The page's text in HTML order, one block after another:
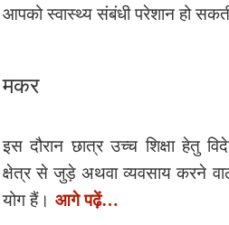
आपको स्वास्थ्य संबंधी परेशान हो
मकर
इस दौरान छात्र उच्च शिक्षा हेतु
क्षेत्र से जुड़े अथवा व्यवसाय करने
योग हैं। आगे पढ़ें…